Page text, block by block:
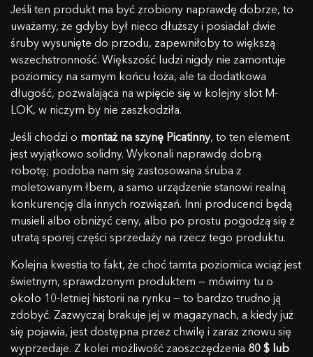
Jeśli ten produkt ma być zrobiony naprawdę dobrze, to
uważamy, że gdyby był nieco dłuższy i posiadał dwie
śruby wysunięte do przodu, zapewniłoby to większą
wszechstronność. Większość ludzi nigdy nie zamontuje
poziomicy na samym końcu łoża, ale ta dodatkowa
długość, pozwalająca na wpięcie się w kolejny slot M-
LOK, w niczym by nie zaszkodziła.
Jeśli chodzi o montaż na szynę Picatinny, to ten element
jest wyjątkowo solidny. Wykonali naprawdę dobrą
robotę; podoba nam się zastosowana śruba z
moletowanym łbem, a samo urządzenie stanowi realną
konkurencję dla innych rozwiązań. Inni producenci będą
musieli albo obniżyć ceny, albo po prostu pogodzą się z
utratą sporej części sprzedaży na rzecz tego produktu.
Kolejna kwestia to fakt, że choć tamta poziomica wciąż jest
świetnym, sprawdzonym produktem — mówimy tu o
około 10-letniej historii na rynku — to bardzo trudno ją
zdobyć. Zazwyczaj brakuje jej w magazynach, a kiedy już
się pojawia, jest dostępna przez chwilę i zaraz znowu się
wyprzedaje. Z kolei możliwość zaoszczędzenia 80 $ lub